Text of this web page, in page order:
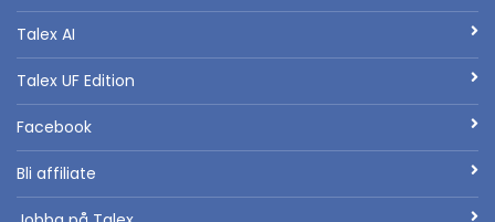
Talex AI
Talex UF Edition
Facebook
Bli affiliate